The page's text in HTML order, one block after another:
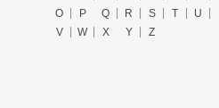
O
P Q R S T
U
V
W X Y Z